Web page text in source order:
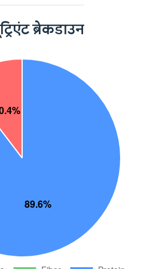
ब्रेकडाउन